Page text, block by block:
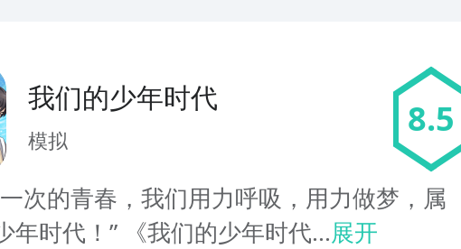
我们的少年时代
模拟
8.5
次的青春，我们用力呼吸，用力做梦，属
年时代！” 《我们的少年时代...展开